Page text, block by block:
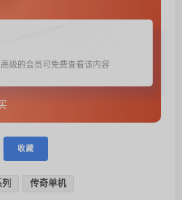
级的会员可免费查看该内容
收藏
传奇单机